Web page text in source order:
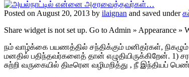
Posted on August 20, 2013 by ilaignan and saved under
Share widget is not set up. Go to Admin » Appearance »
நம் வாழ்க்கை பயணத்தில் சந்திக்கும் மனிதர்கள்,
மனதில் பதிந்தவர்களைத் தான் எழுதியிருக்கிறேன். 1)
சுற்றி வருகையில் திடீரென வழிமறித்து , நீ இந்தியப்